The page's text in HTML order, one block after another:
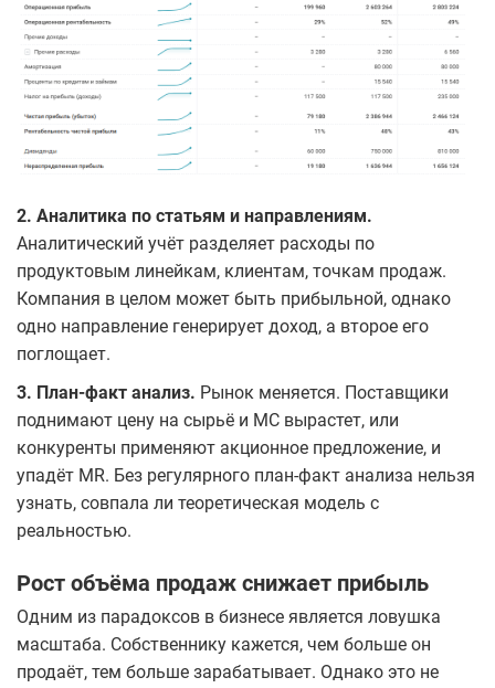
2. Аналитика по статьям и направлениям.
Аналитический учёт разделяет расходы по
продуктовым линейкам, клиентам, точкам продаж.
Компания в целом может быть прибыльной, однако
одно направление генерирует доход, а второе его
поглощает.
3. План-факт анализ. Рынок меняется. Поставщики
поднимают цену на сырьё и МС вырастет, или
конкуренты применяют акционное предложение, и
упадёт MR. Без регулярного план-факт анализа нельзя
узнать, совпала ли теоретическая модель с
реальностью.
Рост объёма продаж снижает прибыль
Одним из парадоксов в бизнесе является ловушка
масштаба. Собственнику кажется, чем больше он
продаёт, тем больше зарабатывает. Однако это не